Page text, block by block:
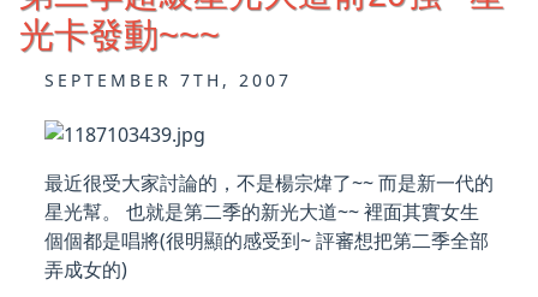
光卡發動~~~
SEPTEMBER 7TH, 2007
最近很受大家討論的，不是楊宗煒了~~ 而是新一代的
星光幫。 也就是第二季的新光大道~~ 裡面其實女生
個個都是唱將(很明顯的感受到~ 評審想把第二季全部
弄成女的)